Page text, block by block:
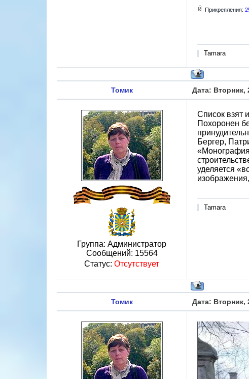
Прикрепления:
Tamara
Томик Дата: Вторник,
Группа: Администратор
Сообщений: 15564
Статус: Отсутствует
Список взят
Похоронен
Бергер,
уделяется
Tamara
Томик Дата: Вторник,